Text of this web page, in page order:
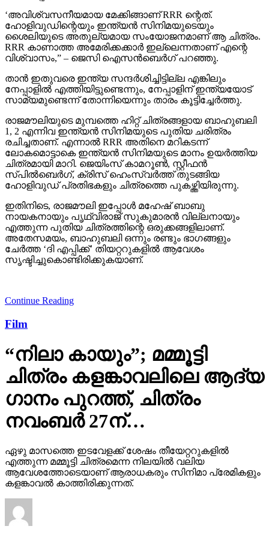
‘അവിശ്വസനീയമായ മേക്കിങ്ങാണ് RRR ന്റെത്.
ഹോളിവുഡിന്റെയും ഇന്ത്യന്‍ സിനിമയുടെയും
ശൈലിയുടെ അതുല്യമായ സംയോജനമാണ് ആ ചിത്രം.
RRR കാണാത്ത അമേരിക്കക്കാര്‍ ഇല്ലെന്നതാണ് എന്റെ
വിശ്വാസം,” – ജെസി ഐസന്‍ബെര്‍ഗ് പറഞ്ഞു.
താന്‍ ഇതുവരെ ഇന്ത്യ സന്ദര്‍ശിച്ചിട്ടില്ല എങ്കിലും
നേപ്പാളില്‍ എത്തിയിട്ടുണ്ടെന്നും, നേപ്പാളിന് ഇന്ത്യയോട്
സാമ്യമുണ്ടെന്ന് തോന്നിയെന്നും താരം കൂട്ടിച്ചേര്‍ത്തു.
രാജമൗലിയുടെ മുമ്പത്തെ ഹിറ്റ് ചിത്രങ്ങളായ ബാഹുബലി
1, 2 എന്നിവ ഇന്ത്യന്‍ സിനിമയുടെ പുതിയ ചരിത്രം
രചിച്ചതാണ്. എന്നാല്‍ RRR അതിനെ മറികടന്ന്
ലോകമൊട്ടാകെ ഇന്ത്യന്‍ സിനിമയുടെ മാനം ഉയര്‍ത്തിയ
ചിത്രമായി മാറി. ജെയിംസ് കാമറൂണ്‍, സ്റ്റീഫന്‍
സ്പില്‍ബെര്‍ഗ്, ക്രിസ് ഹെംസ്വര്‍ത്ത് തുടങ്ങിയ
ഹോളിവുഡ് പ്രതിഭകളും ചിത്രത്തെ പുകഴ്ത്തിയിരുന്നു.
ഇതിനിടെ, രാജമൗലി ഇപ്പോള്‍ മഹേഷ് ബാബു
നായകനായും പൃഥ്വിരാജ് സുകുമാരന്‍ വില്ലനായും
എത്തുന്ന പുതിയ ചിത്രത്തിന്റെ ഒരുക്കങ്ങളിലാണ്.
അതേസമയം, ബാഹുബലി ഒന്നും രണ്ടും ഭാഗങ്ങളും
ചേര്‍ത്ത ‘ദി എപ്പിക്ക്’ തിയറ്ററുകളില്‍ ആവേശം
സൃഷ്ടിച്ചുകൊണ്ടിരിക്കുകയാണ്.
Continue Reading
Film
“നിലാ കായും”; മമ്മൂട്ടി
ചിത്രം കളങ്കാവലിലെ ആദ്യ
ഗാനം പുറത്ത്, ചിത്രം
നവംബർ 27ന്…
ഏഴു മാസത്തെ ഇടവേളക്ക് ശേഷം തീയേറ്ററുകളിൽ
എത്തുന്ന മമ്മൂട്ടി ചിത്രമെന്ന നിലയിൽ വലിയ
ആവേശത്തോടെയാണ് ആരാധകരും സിനിമാ പ്രേമികളും
കളങ്കാവൽ കാത്തിരിക്കുന്നത്.